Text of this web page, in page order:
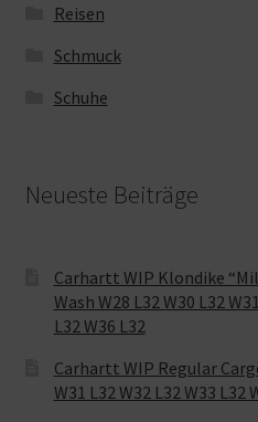
Reisen
Schmuck
Schuhe
Neueste Beiträge
Carhartt WIP Klondike
Wash W28 L32 W30 L32
L32 W36 L32
Carhartt WIP Regular
W31 L32 W32 L32 W33 L32